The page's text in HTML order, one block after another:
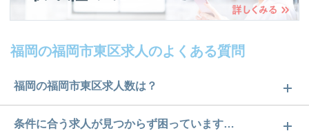
福岡の福岡市東区求人のよくある質問
福岡の福岡市東区求人数は？
福岡の福岡市東区求人数は36件です。どのような求
条件に合う求人が見つからず困っています…